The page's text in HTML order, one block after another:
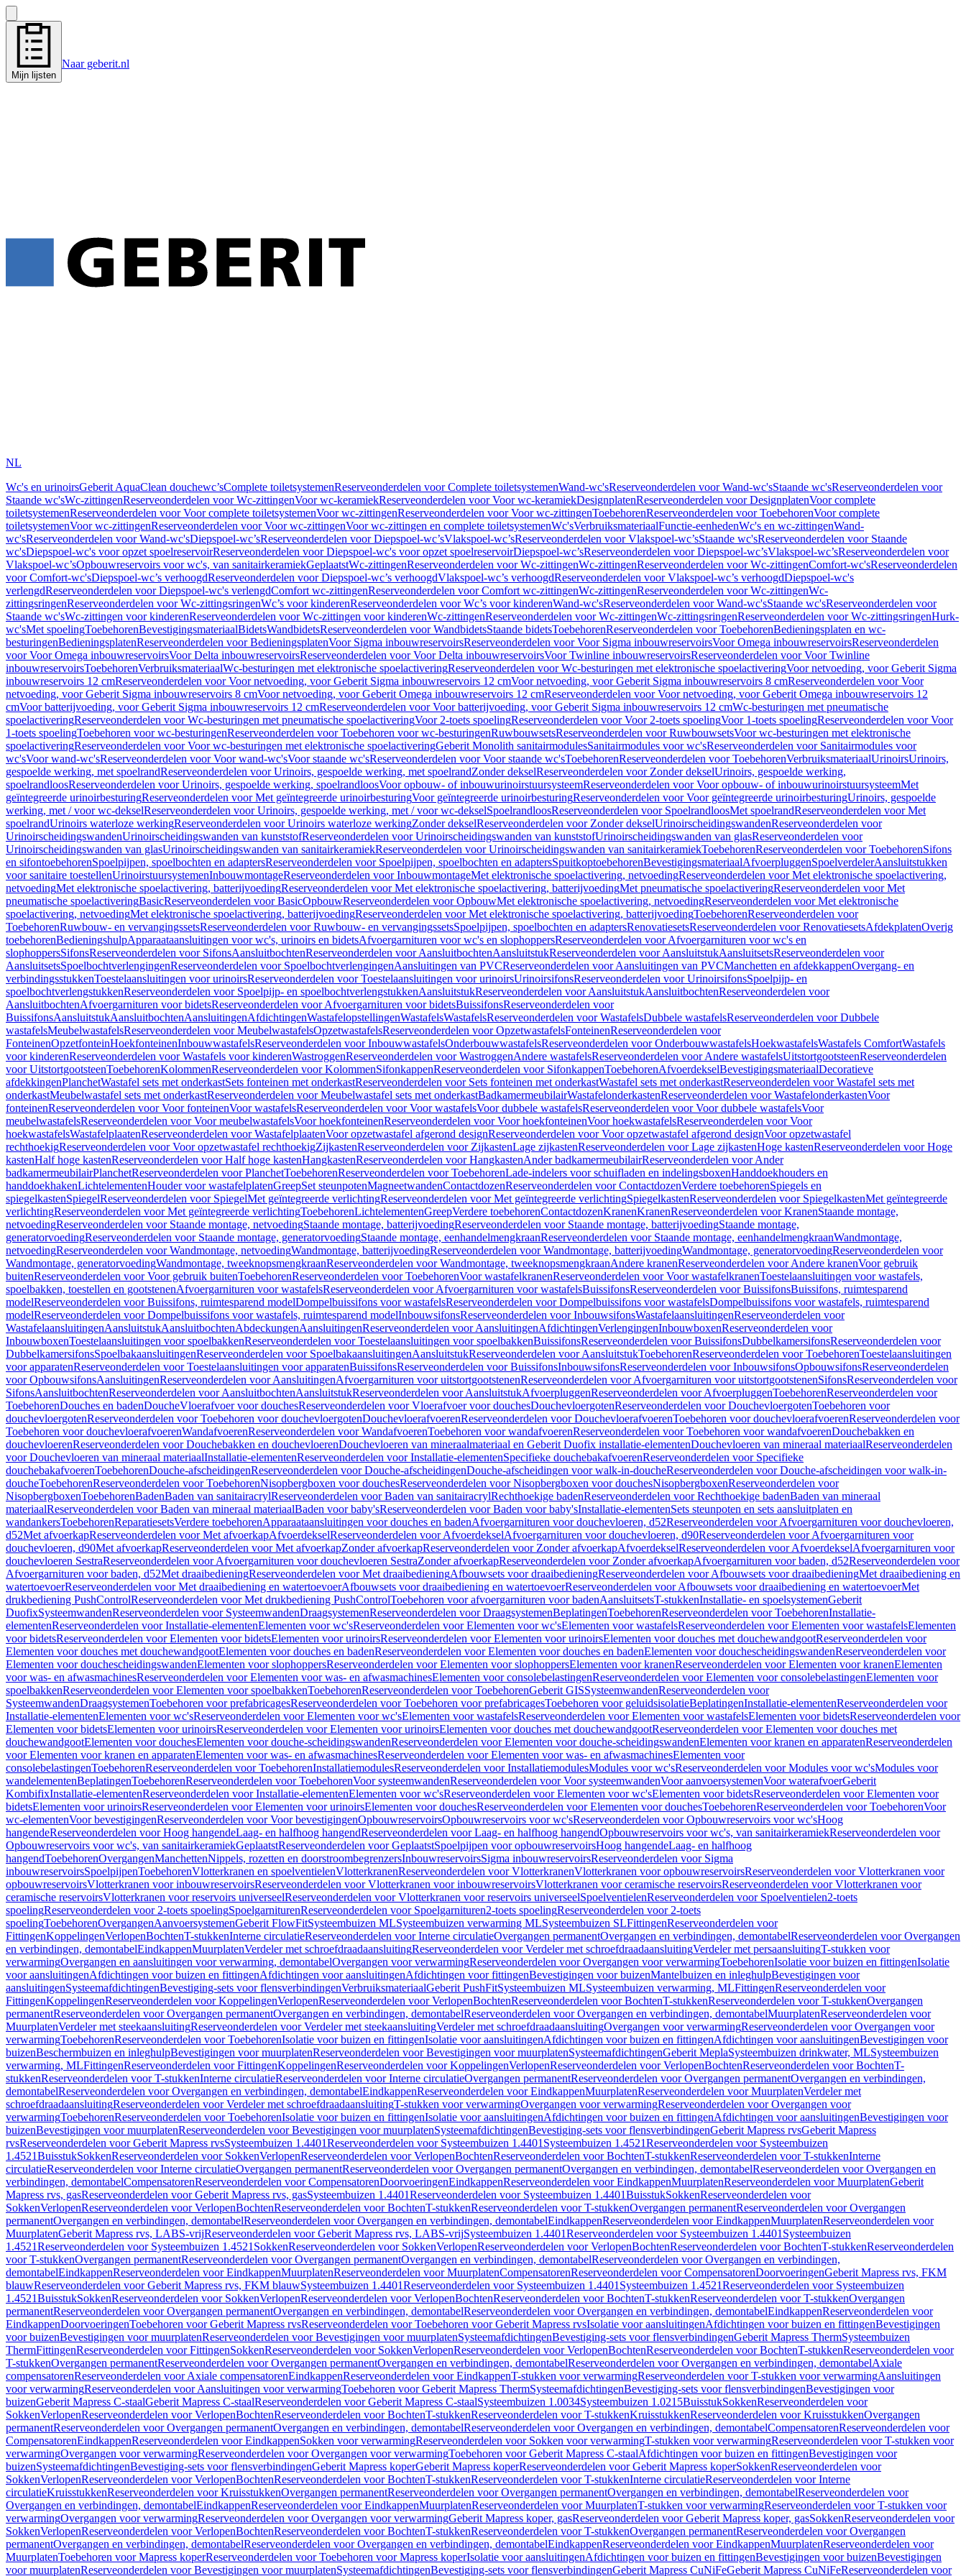
Mijn lijsten
Naar geberit.nl
NL
Wc's en urinoirsGeberit AquaClean douchewc’sComplete toiletsystemenReserveonderdelen voor Complete toiletsystemenWand-wc'sReserveonderdelen voor Wand-wc'sStaande wc'sReserveonderdelen voor
Staande wc'sWc-zittingenReserveonderdelen voor Wc-zittingenVoor wc-keramiekReserveonderdelen voor Voor wc-keramiekDesignplatenReserveonderdelen voor DesignplatenVoor complete
toiletsystemenReserveonderdelen voor Voor complete toiletsystemenVoor wc-zittingenReserveonderdelen voor Voor wc-zittingenToebehorenReserveonderdelen voor ToebehorenVoor complete
toiletsystemenVoor wc-zittingenReserveonderdelen voor Voor wc-zittingenVoor wc-zittingen en complete toiletsystemenWc'sVerbruiksmateriaalFunctie-eenhedenWc's en wc-zittingenWand-
wc'sReserveonderdelen voor Wand-wc'sDiepspoel-wc’sReserveonderdelen voor Diepspoel-wc’sVlakspoel-wc’sReserveonderdelen voor Vlakspoel-wc’sStaande wc'sReserveonderdelen voor Staande
wc'sDiepspoel-wc's voor opzet spoelreservoirReserveonderdelen voor Diepspoel-wc's voor opzet spoelreservoirDiepspoel-wc’sReserveonderdelen voor Diepspoel-wc’sVlakspoel-wc’sReserveonderdelen voor
Vlakspoel-wc’sOpbouwreservoirs voor wc's, van sanitairkeramiekGeplaatstWc-zittingenReserveonderdelen voor Wc-zittingenWc-zittingenReserveonderdelen voor Wc-zittingenComfort-wc'sReserveonderdelen
voor Comfort-wc'sDiepspoel-wc’s verhoogdReserveonderdelen voor Diepspoel-wc’s verhoogdVlakspoel-wc’s verhoogdReserveonderdelen voor Vlakspoel-wc’s verhoogdDiepspoel-wc's
verlengdReserveonderdelen voor Diepspoel-wc's verlengdComfort wc-zittingenReserveonderdelen voor Comfort wc-zittingenWc-zittingenReserveonderdelen voor Wc-zittingenWc-
zittingsringenReserveonderdelen voor Wc-zittingsringenWc’s voor kinderenReserveonderdelen voor Wc’s voor kinderenWand-wc'sReserveonderdelen voor Wand-wc'sStaande wc'sReserveonderdelen voor
Staande wc'sWc-zittingen voor kinderenReserveonderdelen voor Wc-zittingen voor kinderenWc-zittingenReserveonderdelen voor Wc-zittingenWc-zittingsringenReserveonderdelen voor Wc-zittingsringenHurk-
wc'sMet spoelingToebehorenBevestigingsmateriaalBidetsWandbidetsReserveonderdelen voor WandbidetsStaande bidetsToebehorenReserveonderdelen voor ToebehorenBedieningsplaten en wc-
besturingenBedieningsplatenReserveonderdelen voor BedieningsplatenVoor Sigma inbouwreservoirsReserveonderdelen voor Voor Sigma inbouwreservoirsVoor Omega inbouwreservoirsReserveonderdelen
voor Voor Omega inbouwreservoirsVoor Delta inbouwreservoirsReserveonderdelen voor Voor Delta inbouwreservoirsVoor Twinline inbouwreservoirsReserveonderdelen voor Voor Twinline
inbouwreservoirsToebehorenVerbruiksmateriaalWc-besturingen met elektronische spoelactiveringReserveonderdelen voor Wc-besturingen met elektronische spoelactiveringVoor netvoeding, voor Geberit Sigma
inbouwreservoirs 12 cmReserveonderdelen voor Voor netvoeding, voor Geberit Sigma inbouwreservoirs 12 cmVoor netvoeding, voor Geberit Sigma inbouwreservoirs 8 cmReserveonderdelen voor Voor
netvoeding, voor Geberit Sigma inbouwreservoirs 8 cmVoor netvoeding, voor Geberit Omega inbouwreservoirs 12 cmReserveonderdelen voor Voor netvoeding, voor Geberit Omega inbouwreservoirs 12
cmVoor batterijvoeding, voor Geberit Sigma inbouwreservoirs 12 cmReserveonderdelen voor Voor batterijvoeding, voor Geberit Sigma inbouwreservoirs 12 cmWc-besturingen met pneumatische
spoelactiveringReserveonderdelen voor Wc-besturingen met pneumatische spoelactiveringVoor 2-toets spoelingReserveonderdelen voor Voor 2-toets spoelingVoor 1-toets spoelingReserveonderdelen voor Voor
1-toets spoelingToebehoren voor wc-besturingenReserveonderdelen voor Toebehoren voor wc-besturingenRuwbouwsetsReserveonderdelen voor RuwbouwsetsVoor wc-besturingen met elektronische
spoelactiveringReserveonderdelen voor Voor wc-besturingen met elektronische spoelactiveringGeberit Monolith sanitairmodulesSanitairmodules voor wc'sReserveonderdelen voor Sanitairmodules voor
wc'sVoor wand-wc'sReserveonderdelen voor Voor wand-wc'sVoor staande wc'sReserveonderdelen voor Voor staande wc'sToebehorenReserveonderdelen voor ToebehorenVerbruiksmateriaalUrinoirsUrinoirs,
gespoelde werking, met spoelrandReserveonderdelen voor Urinoirs, gespoelde werking, met spoelrandZonder dekselReserveonderdelen voor Zonder dekselUrinoirs, gespoelde werking,
spoelrandloosReserveonderdelen voor Urinoirs, gespoelde werking, spoelrandloosVoor opbouw- of inbouwurinoirstuursysteemReserveonderdelen voor Voor opbouw- of inbouwurinoirstuursysteemMet
geïntegreerde urinoirbesturingReserveonderdelen voor Met geïntegreerde urinoirbesturingVoor geïntegreerde urinoirbesturingReserveonderdelen voor Voor geïntegreerde urinoirbesturingUrinoirs, gespoelde
werking, met / voor wc-dekselReserveonderdelen voor Urinoirs, gespoelde werking, met / voor wc-dekselSpoelrandloosReserveonderdelen voor SpoelrandloosMet spoelrandReserveonderdelen voor Met
spoelrandUrinoirs waterloze werkingReserveonderdelen voor Urinoirs waterloze werkingZonder dekselReserveonderdelen voor Zonder dekselUrinoirscheidingswandenReserveonderdelen voor
UrinoirscheidingswandenUrinoirscheidingswanden van kunststofReserveonderdelen voor Urinoirscheidingswanden van kunststofUrinoirscheidingswanden van glasReserveonderdelen voor
Urinoirscheidingswanden van glasUrinoirscheidingswanden van sanitairkeramiekReserveonderdelen voor Urinoirscheidingswanden van sanitairkeramiekToebehorenReserveonderdelen voor ToebehorenSifons
en sifontoebehorenSpoelpijpen, spoelbochten en adaptersReserveonderdelen voor Spoelpijpen, spoelbochten en adaptersSpuitkoptoebehorenBevestigingsmateriaalAfvoerpluggenSpoelverdelerAansluitstukken
voor sanitaire toestellenUrinoirstuursystemenInbouwmontageReserveonderdelen voor InbouwmontageMet elektronische spoelactivering, netvoedingReserveonderdelen voor Met elektronische spoelactivering,
netvoedingMet elektronische spoelactivering, batterijvoedingReserveonderdelen voor Met elektronische spoelactivering, batterijvoedingMet pneumatische spoelactiveringReserveonderdelen voor Met
pneumatische spoelactiveringBasicReserveonderdelen voor BasicOpbouwReserveonderdelen voor OpbouwMet elektronische spoelactivering, netvoedingReserveonderdelen voor Met elektronische
spoelactivering, netvoedingMet elektronische spoelactivering, batterijvoedingReserveonderdelen voor Met elektronische spoelactivering, batterijvoedingToebehorenReserveonderdelen voor
ToebehorenRuwbouw- en vervangingssetsReserveonderdelen voor Ruwbouw- en vervangingssetsSpoelpijpen, spoelbochten en adaptersRenovatiesetsReserveonderdelen voor RenovatiesetsAfdekplatenOverig
toebehorenBedieningshulpApparaataansluitingen voor wc's, urinoirs en bidetsAfvoergarnituren voor wc's en slophoppersReserveonderdelen voor Afvoergarnituren voor wc's en
slophoppersSifonsReserveonderdelen voor SifonsAansluitbochtenReserveonderdelen voor AansluitbochtenAansluitstukReserveonderdelen voor AansluitstukAansluitsetsReserveonderdelen voor
AansluitsetsSpoelbochtverlengingenReserveonderdelen voor SpoelbochtverlengingenAansluitingen van PVCReserveonderdelen voor Aansluitingen van PVCManchetten en afdekkappenOvergang- en
verbindingsstukkenToestelaansluitingen voor urinoirsReserveonderdelen voor Toestelaansluitingen voor urinoirsUrinoirsifonsReserveonderdelen voor UrinoirsifonsSpoelpijp- en
spoelbochtverlengstukkenReserveonderdelen voor Spoelpijp- en spoelbochtverlengstukkenAansluitstukReserveonderdelen voor AansluitstukAansluitbochtenReserveonderdelen voor
AansluitbochtenAfvoergarnituren voor bidetsReserveonderdelen voor Afvoergarnituren voor bidetsBuissifonsReserveonderdelen voor
BuissifonsAansluitstukAansluitbochtenAansluitingenAfdichtingenWastafelopstellingenWastafelsWastafelsReserveonderdelen voor WastafelsDubbele wastafelsReserveonderdelen voor Dubbele
wastafelsMeubelwastafelsReserveonderdelen voor MeubelwastafelsOpzetwastafelsReserveonderdelen voor OpzetwastafelsFonteinenReserveonderdelen voor
FonteinenOpzetfonteinHoekfonteinenInbouwwastafelsReserveonderdelen voor InbouwwastafelsOnderbouwwastafelsReserveonderdelen voor OnderbouwwastafelsHoekwastafelsWastafels ComfortWastafels
voor kinderenReserveonderdelen voor Wastafels voor kinderenWastroggenReserveonderdelen voor WastroggenAndere wastafelsReserveonderdelen voor Andere wastafelsUitstortgootsteenReserveonderdelen
voor UitstortgootsteenToebehorenKolommenReserveonderdelen voor KolommenSifonkappenReserveonderdelen voor SifonkappenToebehorenAfvoerdekselBevestigingsmateriaalDecoratieve
afdekkingenPlanchetWastafel sets met onderkastSets fonteinen met onderkastReserveonderdelen voor Sets fonteinen met onderkastWastafel sets met onderkastReserveonderdelen voor Wastafel sets met
onderkastMeubelwastafel sets met onderkastReserveonderdelen voor Meubelwastafel sets met onderkastBadkamermeubilairWastafelonderkastenReserveonderdelen voor WastafelonderkastenVoor
fonteinenReserveonderdelen voor Voor fonteinenVoor wastafelsReserveonderdelen voor Voor wastafelsVoor dubbele wastafelsReserveonderdelen voor Voor dubbele wastafelsVoor
meubelwastafelsReserveonderdelen voor Voor meubelwastafelsVoor hoekfonteinenReserveonderdelen voor Voor hoekfonteinenVoor hoekwastafelsReserveonderdelen voor Voor
hoekwastafelsWastafelplaatenReserveonderdelen voor WastafelplaatenVoor opzetwastafel afgerond designReserveonderdelen voor Voor opzetwastafel afgerond designVoor opzetwastafel
rechthoekigReserveonderdelen voor Voor opzetwastafel rechthoekigZijkastenReserveonderdelen voor ZijkastenLage zijkastenReserveonderdelen voor Lage zijkastenHoge kastenReserveonderdelen voor Hoge
kastenHalf hoge kastenReserveonderdelen voor Half hoge kastenHangkastenReserveonderdelen voor HangkastenAnder badkamermeubilairReserveonderdelen voor Ander
badkamermeubilairPlanchetReserveonderdelen voor PlanchetToebehorenReserveonderdelen voor ToebehorenLade-indelers voor schuifladen en indelingsboxenHanddoekhouders en
handdoekhakenLichtelementenHouder voor wastafelplatenGreepSet steunpotenMagneetwandenContactdozenReserveonderdelen voor ContactdozenVerdere toebehorenSpiegels en
spiegelkastenSpiegelReserveonderdelen voor SpiegelMet geïntegreerde verlichtingReserveonderdelen voor Met geïntegreerde verlichtingSpiegelkastenReserveonderdelen voor SpiegelkastenMet geïntegreerde
verlichtingReserveonderdelen voor Met geïntegreerde verlichtingToebehorenLichtelementenGreepVerdere toebehorenContactdozenKranenKranenReserveonderdelen voor KranenStaande montage,
netvoedingReserveonderdelen voor Staande montage, netvoedingStaande montage, batterijvoedingReserveonderdelen voor Staande montage, batterijvoedingStaande montage,
generatorvoedingReserveonderdelen voor Staande montage, generatorvoedingStaande montage, eenhandelmengkraanReserveonderdelen voor Staande montage, eenhandelmengkraanWandmontage,
netvoedingReserveonderdelen voor Wandmontage, netvoedingWandmontage, batterijvoedingReserveonderdelen voor Wandmontage, batterijvoedingWandmontage, generatorvoedingReserveonderdelen voor
Wandmontage, generatorvoedingWandmontage, tweeknopsmengkraanReserveonderdelen voor Wandmontage, tweeknopsmengkraanAndere kranenReserveonderdelen voor Andere kranenVoor gebruik
buitenReserveonderdelen voor Voor gebruik buitenToebehorenReserveonderdelen voor ToebehorenVoor wastafelkranenReserveonderdelen voor Voor wastafelkranenToestelaansluitingen voor wastafels,
spoelbakken, toestellen en gootstenenAfvoergarnituren voor wastafelsReserveonderdelen voor Afvoergarnituren voor wastafelsBuissifonsReserveonderdelen voor BuissifonsBuissifons, ruimtesparend
modelReserveonderdelen voor Buissifons, ruimtesparend modelDompelbuissifons voor wastafelsReserveonderdelen voor Dompelbuissifons voor wastafelsDompelbuissifons voor wastafels, ruimtesparend
modelReserveonderdelen voor Dompelbuissifons voor wastafels, ruimtesparend modelInbouwsifonsReserveonderdelen voor InbouwsifonsWastafelaansluitingenReserveonderdelen voor
WastafelaansluitingenAansluitstukAansluitbochtenAbdeckungenAansluitingenReserveonderdelen voor AansluitingenAfdichtingenVerlengingenInbouwboxenReserveonderdelen voor
InbouwboxenToestelaansluitingen voor spoelbakkenReserveonderdelen voor Toestelaansluitingen voor spoelbakkenBuissifonsReserveonderdelen voor BuissifonsDubbelkamersifonsReserveonderdelen voor
DubbelkamersifonsSpoelbakaansluitingenReserveonderdelen voor SpoelbakaansluitingenAansluitstukReserveonderdelen voor AansluitstukToebehorenReserveonderdelen voor ToebehorenToestelaansluitingen
voor apparatenReserveonderdelen voor Toestelaansluitingen voor apparatenBuissifonsReserveonderdelen voor BuissifonsInbouwsifonsReserveonderdelen voor InbouwsifonsOpbouwsifonsReserveonderdelen
voor OpbouwsifonsAansluitingenReserveonderdelen voor AansluitingenAfvoergarnituren voor uitstortgootstenenReserveonderdelen voor Afvoergarnituren voor uitstortgootstenenSifonsReserveonderdelen voor
SifonsAansluitbochtenReserveonderdelen voor AansluitbochtenAansluitstukReserveonderdelen voor AansluitstukAfvoerpluggenReserveonderdelen voor AfvoerpluggenToebehorenReserveonderdelen voor
ToebehorenDouches en badenDoucheVloerafvoer voor douchesReserveonderdelen voor Vloerafvoer voor douchesDouchevloergotenReserveonderdelen voor DouchevloergotenToebehoren voor
douchevloergotenReserveonderdelen voor Toebehoren voor douchevloergotenDouchevloerafvoerenReserveonderdelen voor DouchevloerafvoerenToebehoren voor douchevloerafvoerenReserveonderdelen voor
Toebehoren voor douchevloerafvoerenWandafvoerenReserveonderdelen voor WandafvoerenToebehoren voor wandafvoerenReserveonderdelen voor Toebehoren voor wandafvoerenDouchebakken en
douchevloerenReserveonderdelen voor Douchebakken en douchevloerenDouchevloeren van mineraalmateriaal en Geberit Duofix installatie-elementenDouchevloeren van mineraal materiaalReserveonderdelen
voor Douchevloeren van mineraal materiaalInstallatie-elementenReserveonderdelen voor Installatie-elementenSpecifieke douchebakafvoerenReserveonderdelen voor Specifieke
douchebakafvoerenToebehorenDouche-afscheidingenReserveonderdelen voor Douche-afscheidingenDouche-afscheidingen voor walk-in-doucheReserveonderdelen voor Douche-afscheidingen voor walk-in-
doucheToebehorenReserveonderdelen voor ToebehorenNisopbergboxen voor douchesReserveonderdelen voor Nisopbergboxen voor douchesNisopbergboxenReserveonderdelen voor
NisopbergboxenToebehorenBadenBaden van sanitairacrylReserveonderdelen voor Baden van sanitairacrylRechthoekige badenReserveonderdelen voor Rechthoekige badenBaden van mineraal
materiaalReserveonderdelen voor Baden van mineraal materiaalBaden voor baby'sReserveonderdelen voor Baden voor baby'sInstallatie-elementenSets steunpoten en sets aansluitplaten en
wandankersToebehorenReparatiesetsVerdere toebehorenApparaataansluitingen voor douches en badenAfvoergarnituren voor douchevloeren, d52Reserveonderdelen voor Afvoergarnituren voor douchevloeren,
d52Met afvoerkapReserveonderdelen voor Met afvoerkapAfvoerdekselReserveonderdelen voor AfvoerdekselAfvoergarnituren voor douchevloeren, d90Reserveonderdelen voor Afvoergarnituren voor
douchevloeren, d90Met afvoerkapReserveonderdelen voor Met afvoerkapZonder afvoerkapReserveonderdelen voor Zonder afvoerkapAfvoerdekselReserveonderdelen voor AfvoerdekselAfvoergarnituren voor
douchevloeren SestraReserveonderdelen voor Afvoergarnituren voor douchevloeren SestraZonder afvoerkapReserveonderdelen voor Zonder afvoerkapAfvoergarnituren voor baden, d52Reserveonderdelen voor
Afvoergarnituren voor baden, d52Met draaibedieningReserveonderdelen voor Met draaibedieningAfbouwsets voor draaibedieningReserveonderdelen voor Afbouwsets voor draaibedieningMet draaibediening en
watertoevoerReserveonderdelen voor Met draaibediening en watertoevoerAfbouwsets voor draaibediening en watertoevoerReserveonderdelen voor Afbouwsets voor draaibediening en watertoevoerMet
drukbediening PushControlReserveonderdelen voor Met drukbediening PushControlToebehoren voor afvoergarnituren voor badenAansluitsetsT-stukkenInstallatie- en spoelsystemenGeberit
DuofixSysteemwandenReserveonderdelen voor SysteemwandenDraagsystemenReserveonderdelen voor DraagsystemenBeplatingenToebehorenReserveonderdelen voor ToebehorenInstallatie-
elementenReserveonderdelen voor Installatie-elementenElementen voor wc'sReserveonderdelen voor Elementen voor wc'sElementen voor wastafelsReserveonderdelen voor Elementen voor wastafelsElementen
voor bidetsReserveonderdelen voor Elementen voor bidetsElementen voor urinoirsReserveonderdelen voor Elementen voor urinoirsElementen voor douches met douchewandgootReserveonderdelen voor
Elementen voor douches met douchewandgootElementen voor douches en badenReserveonderdelen voor Elementen voor douches en badenElementen voor douchescheidingswandenReserveonderdelen voor
Elementen voor douchescheidingswandenElementen voor slophoppersReserveonderdelen voor Elementen voor slophoppersElementen voor kranenReserveonderdelen voor Elementen voor kranenElementen
voor was- en afwasmachinesReserveonderdelen voor Elementen voor was- en afwasmachinesElementen voor consolebelastingenReserveonderdelen voor Elementen voor consolebelastingenElementen voor
spoelbakkenReserveonderdelen voor Elementen voor spoelbakkenToebehorenReserveonderdelen voor ToebehorenGeberit GISSysteemwandenReserveonderdelen voor
SysteemwandenDraagsystemenToebehoren voor prefabricagesReserveonderdelen voor Toebehoren voor prefabricagesToebehoren voor geluidsisolatieBeplatingenInstallatie-elementenReserveonderdelen voor
Installatie-elementenElementen voor wc'sReserveonderdelen voor Elementen voor wc'sElementen voor wastafelsReserveonderdelen voor Elementen voor wastafelsElementen voor bidetsReserveonderdelen voor
Elementen voor bidetsElementen voor urinoirsReserveonderdelen voor Elementen voor urinoirsElementen voor douches met douchewandgootReserveonderdelen voor Elementen voor douches met
douchewandgootElementen voor douchesElementen voor douche-scheidingswandenReserveonderdelen voor Elementen voor douche-scheidingswandenElementen voor kranen en apparatenReserveonderdelen
voor Elementen voor kranen en apparatenElementen voor was- en afwasmachinesReserveonderdelen voor Elementen voor was- en afwasmachinesElementen voor
consolebelastingenToebehorenReserveonderdelen voor ToebehorenInstallatiemodulesReserveonderdelen voor InstallatiemodulesModules voor wc'sReserveonderdelen voor Modules voor wc'sModules voor
wandelementenBeplatingenToebehorenReserveonderdelen voor ToebehorenVoor systeemwandenReserveonderdelen voor Voor systeemwandenVoor aanvoersystemenVoor waterafvoerGeberit
KombifixInstallatie-elementenReserveonderdelen voor Installatie-elementenElementen voor wc'sReserveonderdelen voor Elementen voor wc'sElementen voor bidetsReserveonderdelen voor Elementen voor
bidetsElementen voor urinoirsReserveonderdelen voor Elementen voor urinoirsElementen voor douchesReserveonderdelen voor Elementen voor douchesToebehorenReserveonderdelen voor ToebehorenVoor
wc-elementenVoor bevestigingenReserveonderdelen voor Voor bevestigingenOpbouwreservoirsOpbouwreservoirs voor wc'sReserveonderdelen voor Opbouwreservoirs voor wc'sHoog
hangendeReserveonderdelen voor Hoog hangendeLaag- en halfhoog hangendReserveonderdelen voor Laag- en halfhoog hangendOpbouwreservoirs voor wc's, van sanitairkeramiekReserveonderdelen voor
Opbouwreservoirs voor wc's, van sanitairkeramiekGeplaatstReserveonderdelen voor GeplaatstSpoelpijpen voor opbouwreservoirsHoog hangendeLaag- en halfhoog
hangendToebehorenOvergangenManchettenNippels, rozetten en doorstroombegrenzersInbouwreservoirsSigma inbouwreservoirsReserveonderdelen voor Sigma
inbouwreservoirsSpoelpijpenToebehorenVlotterkranen en spoelventielenVlotterkranenReserveonderdelen voor VlotterkranenVlotterkranen voor opbouwreservoirsReserveonderdelen voor Vlotterkranen voor
opbouwreservoirsVlotterkranen voor inbouwreservoirsReserveonderdelen voor Vlotterkranen voor inbouwreservoirsVlotterkranen voor ceramische reservoirsReserveonderdelen voor Vlotterkranen voor
ceramische reservoirsVlotterkranen voor reservoirs universeelReserveonderdelen voor Vlotterkranen voor reservoirs universeelSpoelventielenReserveonderdelen voor Spoelventielen2-toets
spoelingReserveonderdelen voor 2-toets spoelingSpoelgarniturenReserveonderdelen voor Spoelgarnituren2-toets spoelingReserveonderdelen voor 2-toets
spoelingToebehorenOvergangenAanvoersystemenGeberit FlowFitSysteembuizen MLSysteembuizen verwarming MLSysteembuizen SLFittingenReserveonderdelen voor
FittingenKoppelingenVerlopenBochtenT-stukkenInterne circulatieReserveonderdelen voor Interne circulatieOvergangen permanentOvergangen en verbindingen, demontabelReserveonderdelen voor Overgangen
en verbindingen, demontabelEindkappenMuurplatenVerdeler met schroefdraadaansluitingReserveonderdelen voor Verdeler met schroefdraadaansluitingVerdeler met persaansluitingT-stukken voor
verwarmingOvergangen en aansluitingen voor verwarming, demontabelOvergangen voor verwarmingReserveonderdelen voor Overgangen voor verwarmingToebehorenIsolatie voor buizen en fittingenIsolatie
voor aansluitingenAfdichtingen voor buizen en fittingenAfdichtingen voor aansluitingenAfdichtingen voor fittingenBevestigingen voor buizenMantelbuizen en inleghulpBevestigingen voor
aansluitingenSysteemafdichtingenBevestiging-sets voor flensverbindingenVerbruiksmateriaalGeberit PushFitSysteembuizen MLSysteembuizen verwarming, MLFittingenReserveonderdelen voor
FittingenKoppelingenReserveonderdelen voor KoppelingenVerlopenReserveonderdelen voor VerlopenBochtenReserveonderdelen voor BochtenT-stukkenReserveonderdelen voor T-stukkenOvergangen
permanentReserveonderdelen voor Overgangen permanentOvergangen en verbindingen, demontabelReserveonderdelen voor Overgangen en verbindingen, demontabelMuurplatenReserveonderdelen voor
MuurplatenVerdeler met steekaansluitingReserveonderdelen voor Verdeler met steekaansluitingVerdeler met schroefdraadaansluitingOvergangen voor verwarmingReserveonderdelen voor Overgangen voor
verwarmingToebehorenReserveonderdelen voor ToebehorenIsolatie voor buizen en fittingenIsolatie voor aansluitingenAfdichtingen voor buizen en fittingenAfdichtingen voor aansluitingenBevestigingen voor
buizenBeschermbuizen en inleghulpBevestigingen voor muurplatenReserveonderdelen voor Bevestigingen voor muurplatenSysteemafdichtingenGeberit MeplaSysteembuizen drinkwater, MLSysteembuizen
verwarming, MLFittingenReserveonderdelen voor FittingenKoppelingenReserveonderdelen voor KoppelingenVerlopenReserveonderdelen voor VerlopenBochtenReserveonderdelen voor BochtenT-
stukkenReserveonderdelen voor T-stukkenInterne circulatieReserveonderdelen voor Interne circulatieOvergangen permanentReserveonderdelen voor Overgangen permanentOvergangen en verbindingen,
demontabelReserveonderdelen voor Overgangen en verbindingen, demontabelEindkappenReserveonderdelen voor EindkappenMuurplatenReserveonderdelen voor MuurplatenVerdeler met
schroefdraadaansluitingReserveonderdelen voor Verdeler met schroefdraadaansluitingT-stukken voor verwarmingOvergangen voor verwarmingReserveonderdelen voor Overgangen voor
verwarmingToebehorenReserveonderdelen voor ToebehorenIsolatie voor buizen en fittingenIsolatie voor aansluitingenAfdichtingen voor buizen en fittingenAfdichtingen voor aansluitingenBevestigingen voor
buizenBevestigingen voor muurplatenReserveonderdelen voor Bevestigingen voor muurplatenSysteemafdichtingenBevestiging-sets voor flensverbindingenGeberit Mapress rvsGeberit Mapress
rvsReserveonderdelen voor Geberit Mapress rvsSysteembuizen 1.4401Reserveonderdelen voor Systeembuizen 1.4401 Systeembuizen 1.4521Reserveonderdelen voor Systeembuizen
1.4521BuisstukSokkenReserveonderdelen voor SokkenVerlopenReserveonderdelen voor VerlopenBochtenReserveonderdelen voor BochtenT-stukkenReserveonderdelen voor T-stukkenInterne
circulatieReserveonderdelen voor Interne circulatieOvergangen permanentReserveonderdelen voor Overgangen permanentOvergangen en verbindingen, demontabelReserveonderdelen voor Overgangen en
verbindingen, demontabelCompensatorenReserveonderdelen voor CompensatorenDoorvoeringenEindkappenReserveonderdelen voor EindkappenMuurplatenReserveonderdelen voor MuurplatenGeberit
Mapress rvs, gasReserveonderdelen voor Geberit Mapress rvs, gasSysteembuizen 1.4401Reserveonderdelen voor Systeembuizen 1.4401BuisstukSokkenReserveonderdelen voor
SokkenVerlopenReserveonderdelen voor VerlopenBochtenReserveonderdelen voor BochtenT-stukkenReserveonderdelen voor T-stukkenOvergangen permanentReserveonderdelen voor Overgangen
permanentOvergangen en verbindingen, demontabelReserveonderdelen voor Overgangen en verbindingen, demontabelEindkappenReserveonderdelen voor EindkappenMuurplatenReserveonderdelen voor
MuurplatenGeberit Mapress rvs, LABS-vrijReserveonderdelen voor Geberit Mapress rvs, LABS-vrijSysteembuizen 1.4401Reserveonderdelen voor Systeembuizen 1.4401 Systeembuizen
1.4521Reserveonderdelen voor Systeembuizen 1.4521 SokkenReserveonderdelen voor SokkenVerlopenReserveonderdelen voor VerlopenBochtenReserveonderdelen voor BochtenT-stukkenReserveonderdelen
voor T-stukkenOvergangen permanentReserveonderdelen voor Overgangen permanentOvergangen en verbindingen, demontabelReserveonderdelen voor Overgangen en verbindingen,
demontabelEindkappenReserveonderdelen voor EindkappenMuurplatenReserveonderdelen voor MuurplatenCompensatorenReserveonderdelen voor CompensatorenDoorvoeringenGeberit Mapress rvs, FKM
blauwReserveonderdelen voor Geberit Mapress rvs, FKM blauwSysteembuizen 1.4401Reserveonderdelen voor Systeembuizen 1.4401 Systeembuizen 1.4521Reserveonderdelen voor Systeembuizen
1.4521BuisstukSokkenReserveonderdelen voor SokkenVerlopenReserveonderdelen voor VerlopenBochtenReserveonderdelen voor BochtenT-stukkenReserveonderdelen voor T-stukkenOvergangen
permanentReserveonderdelen voor Overgangen permanentOvergangen en verbindingen, demontabelReserveonderdelen voor Overgangen en verbindingen, demontabelEindkappenReserveonderdelen voor
EindkappenDoorvoeringenToebehoren voor Geberit Mapress rvsReserveonderdelen voor Toebehoren voor Geberit Mapress rvsIsolatie voor aansluitingenAfdichtingen voor buizen en fittingenBevestigingen
voor buizenBevestigingen voor muurplatenReserveonderdelen voor Bevestigingen voor muurplatenSysteemafdichtingenBevestiging-sets voor flensverbindingenGeberit Mapress ThermSysteembuizen
ThermFittingenReserveonderdelen voor FittingenSokkenReserveonderdelen voor SokkenVerlopenReserveonderdelen voor VerlopenBochtenReserveonderdelen voor BochtenT-stukkenReserveonderdelen voor
T-stukkenOvergangen permanentReserveonderdelen voor Overgangen permanentOvergangen en verbindingen, demontabelReserveonderdelen voor Overgangen en verbindingen, demontabelAxiale
compensatorenReserveonderdelen voor Axiale compensatorenEindkappenReserveonderdelen voor EindkappenT-stukken voor verwarmingReserveonderdelen voor T-stukken voor verwarmingAansluitingen
voor verwarmingReserveonderdelen voor Aansluitingen voor verwarmingToebehoren voor Geberit Mapress ThermSysteemafdichtingenBevestiging-sets voor flensverbindingenBevestigingen voor
buizenGeberit Mapress C-staalGeberit Mapress C-staalReserveonderdelen voor Geberit Mapress C-staalSysteembuizen 1.0034Systeembuizen 1.0215BuisstukSokkenReserveonderdelen voor
SokkenVerlopenReserveonderdelen voor VerlopenBochtenReserveonderdelen voor BochtenT-stukkenReserveonderdelen voor T-stukkenKruisstukkenReserveonderdelen voor KruisstukkenOvergangen
permanentReserveonderdelen voor Overgangen permanentOvergangen en verbindingen, demontabelReserveonderdelen voor Overgangen en verbindingen, demontabelCompensatorenReserveonderdelen voor
CompensatorenEindkappenReserveonderdelen voor EindkappenSokken voor verwarmingReserveonderdelen voor Sokken voor verwarmingT-stukken voor verwarmingReserveonderdelen voor T-stukken voor
verwarmingOvergangen voor verwarmingReserveonderdelen voor Overgangen voor verwarmingToebehoren voor Geberit Mapress C-staalAfdichtingen voor buizen en fittingenBevestigingen voor
buizenSysteemafdichtingenBevestiging-sets voor flensverbindingenGeberit Mapress koperGeberit Mapress koperReserveonderdelen voor Geberit Mapress koperSokkenReserveonderdelen voor
SokkenVerlopenReserveonderdelen voor VerlopenBochtenReserveonderdelen voor BochtenT-stukkenReserveonderdelen voor T-stukkenInterne circulatieReserveonderdelen voor Interne
circulatieKruisstukkenReserveonderdelen voor KruisstukkenOvergangen permanentReserveonderdelen voor Overgangen permanentOvergangen en verbindingen, demontabelReserveonderdelen voor
Overgangen en verbindingen, demontabelEindkappenReserveonderdelen voor EindkappenMuurplatenReserveonderdelen voor MuurplatenT-stukken voor verwarmingReserveonderdelen voor T-stukken voor
verwarmingOvergangen voor verwarmingReserveonderdelen voor Overgangen voor verwarmingGeberit Mapress koper, gasReserveonderdelen voor Geberit Mapress koper, gasSokkenReserveonderdelen voor
SokkenVerlopenReserveonderdelen voor VerlopenBochtenReserveonderdelen voor BochtenT-stukkenReserveonderdelen voor T-stukkenOvergangen permanentReserveonderdelen voor Overgangen
permanentOvergangen en verbindingen, demontabelReserveonderdelen voor Overgangen en verbindingen, demontabelEindkappenReserveonderdelen voor EindkappenMuurplatenReserveonderdelen voor
MuurplatenToebehoren voor Mapress koperReserveonderdelen voor Toebehoren voor Mapress koperIsolatie voor aansluitingenAfdichtingen voor buizen en fittingenBevestigingen voor buizenBevestigingen
voor muurplatenReserveonderdelen voor Bevestigingen voor muurplatenSysteemafdichtingenBevestiging-sets voor flensverbindingenGeberit Mapress CuNiFeGeberit Mapress CuNiFeReserveonderdelen voor